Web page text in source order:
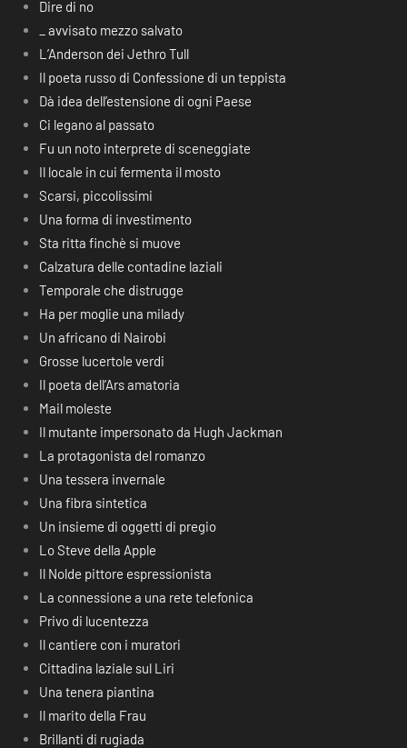
Dire di no
_ avvisato mezzo salvato
L’Anderson dei Jethro Tull
Il poeta russo di Confessione di un teppista
Dà idea dell’estensione di ogni Paese
Ci legano al passato
Fu un noto interprete di sceneggiate
Il locale in cui fermenta il mosto
Scarsi, piccolissimi
Una forma di investimento
Sta ritta finchè si muove
Calzatura delle contadine laziali
Temporale che distrugge
Ha per moglie una milady
Un africano di Nairobi
Grosse lucertole verdi
Il poeta dell’Ars amatoria
Mail moleste
Il mutante impersonato da Hugh Jackman
La protagonista del romanzo
Una tessera invernale
Una fibra sintetica
Un insieme di oggetti di pregio
Lo Steve della Apple
Il Nolde pittore espressionista
La connessione a una rete telefonica
Privo di lucentezza
Il cantiere con i muratori
Cittadina laziale sul Liri
Una tenera piantina
Il marito della Frau
Brillanti di rugiada